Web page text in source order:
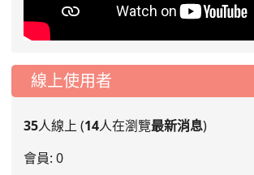
線上使用者
35人線上 (14人在瀏覽最新消息)
會員: 0